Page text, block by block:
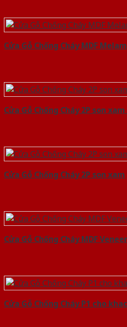
Cửa Gỗ Chống Cháy MDF
Cửa Gỗ Chống Cháy 2P son
Cửa Gỗ Chống Cháy 2P son xam
Cửa Gỗ Chống Cháy MDF
Cửa Gỗ Chống Cháy P1 cho